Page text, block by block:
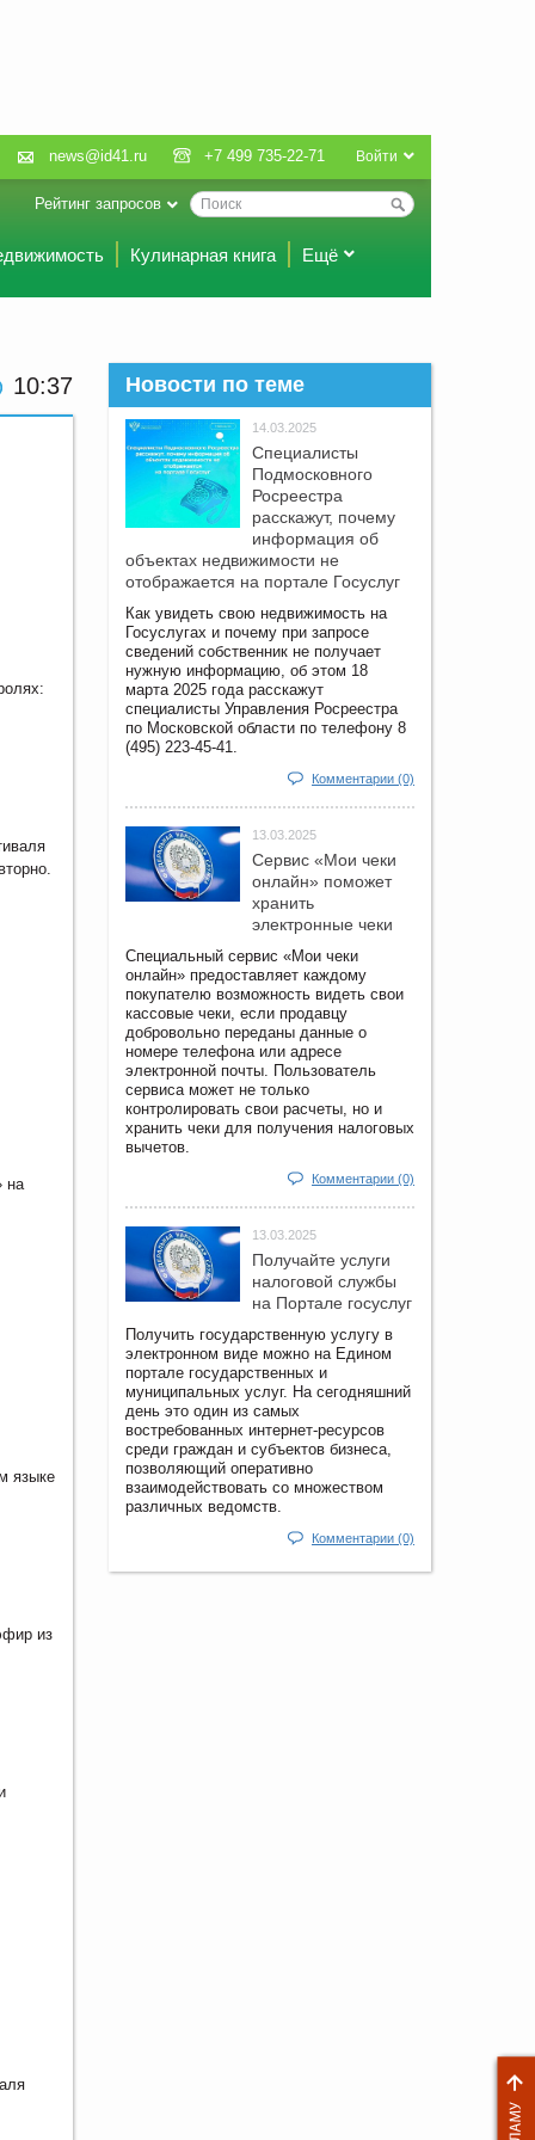
Войти
news@id41.ru +7 499 735-22-71
Рейтинг запросов
Кулинарная книга Ещё
10:37
на
языке
из
и
Новости по теме
14.03.2025
Специалисты
Подмосковного
Росреестра
расскажут, почему
информация об
объектах недвижимости не
отображается на портале Госуслуг
Как увидеть свою недвижимость на
Госуслугах и почему при запросе
сведений собственник не получает
нужную информацию, об этом 18
марта 2025 года расскажут
специалисты Управления Росреестра
по Московской области по телефону 8
(495) 223-45-41.
Комментарии (0)
13.03.2025
Сервис «Мои чеки
онлайн» поможет
хранить
электронные чеки
Специальный сервис «Мои чеки
онлайн» предоставляет каждому
покупателю возможность видеть свои
кассовые чеки, если продавцу
добровольно переданы данные о
номере телефона или адресе
электронной почты. Пользователь
сервиса может не только
контролировать свои расчеты, но и
хранить чеки для получения налоговых
вычетов.
Комментарии (0)
13.03.2025
Получайте услуги
налоговой службы
на Портале госyслуг
Получить государственную услугу в
электронном виде можно на Едином
портале государственных и
муниципальных услуг. На сегодняшний
день это один из самых
востребованных интернет-ресурсов
среди граждан и субъектов бизнеса,
позволяющий оперативно
взаимодействовать со множеством
различных ведомств.
Комментарии (0)